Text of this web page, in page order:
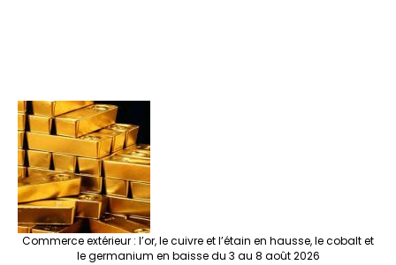
Commerce extérieur : l’or, le cuivre et l’étain en hausse, le cobalt et
le germanium en baisse du 3 au 8 août 2026